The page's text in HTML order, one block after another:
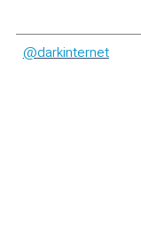
@darkinternet